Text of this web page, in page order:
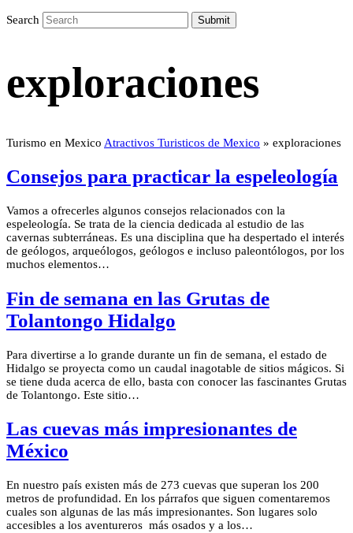
Search Submit
exploraciones
Turismo en Mexico Atractivos Turisticos de Mexico » exploraciones
Consejos para practicar la espeleología
Vamos a ofrecerles algunos consejos relacionados con la
espeleología. Se trata de la ciencia dedicada al estudio de las
cavernas subterráneas. Es una disciplina que ha despertado el interés
de geólogos, arqueólogos, geólogos e incluso paleontólogos, por los
muchos elementos…
Fin de semana en las Grutas de
Tolantongo Hidalgo
Para divertirse a lo grande durante un fin de semana, el estado de
Hidalgo se proyecta como un caudal inagotable de sitios mágicos. Si
se tiene duda acerca de ello, basta con conocer las fascinantes Grutas
de Tolantongo. Este sitio…
Las cuevas más impresionantes de
México
En nuestro país existen más de 273 cuevas que superan los 200
metros de profundidad. En los párrafos que siguen comentaremos
cuales son algunas de las más impresionantes. Son lugares solo
accesibles a los aventureros más osados y a los…